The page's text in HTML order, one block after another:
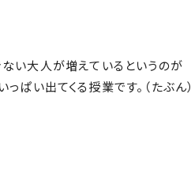
い大人が増えているというのが
ぱい出てくる授業です。（たぶん）